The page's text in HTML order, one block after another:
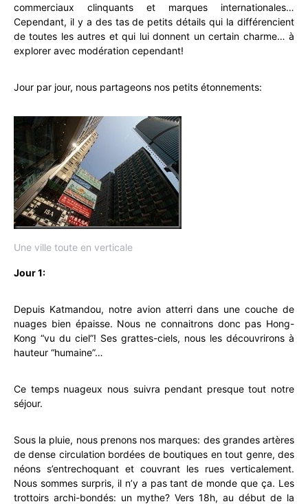
commerciaux clinquants et marques internationales…
Cependant, il y a des tas de petits détails qui la différencient
de toutes les autres et qui lui donnent un certain charme… à
explorer avec modération cependant!
Jour par jour, nous partageons nos petits étonnements:
Une ville toute en verticale
Jour 1:
Depuis Katmandou, notre avion atterri dans une couche de
nuages bien épaisse. Nous ne connaitrons donc pas Hong-
Kong “vu du ciel”! Ses grattes-ciels, nous les découvrirons à
hauteur “humaine”…
Ce temps nuageux nous suivra pendant presque tout notre
séjour.
Sous la pluie, nous prenons nos marques: des grandes artères
de dense circulation bordées de boutiques en tout genre, des
néons s’entrechoquant et couvrant les rues verticalement.
Nous sommes surpris, il n’y a pas tant de monde que ça. Les
trottoirs archi-bondés: un mythe? Vers 18h, au début de la